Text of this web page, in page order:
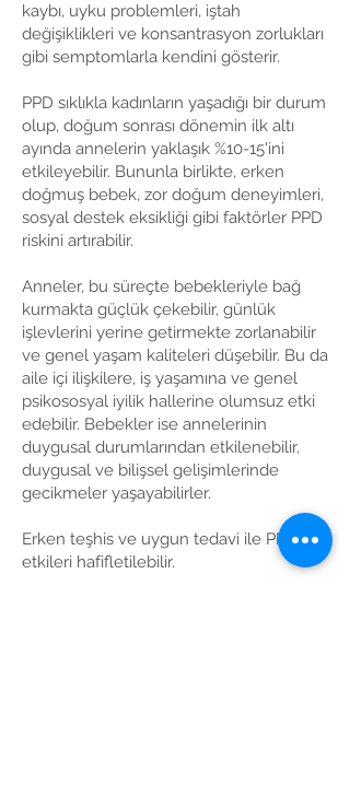
kaybı, uyku problemleri, iştah
değişiklikleri ve konsantrasyon zorlukları
gibi semptomlarla kendini gösterir.
PPD sıklıkla kadınların yaşadığı bir durum
olup, doğum sonrası dönemin ilk altı
ayında annelerin yaklaşık %10-15'ini
etkileyebilir. Bununla birlikte, erken
doğmuş bebek, zor doğum deneyimleri,
sosyal destek eksikliği gibi faktörler PPD
riskini artırabilir.
Anneler, bu süreçte bebekleriyle bağ
kurmakta güçlük çekebilir, günlük
işlevlerini yerine getirmekte zorlanabilir
ve genel yaşam kaliteleri düşebilir. Bu da
aile içi ilişkilere, iş yaşamına ve genel
psikososyal iyilik hallerine olumsuz etki
edebilir. Bebekler ise annelerinin
duygusal durumlarından etkilenebilir,
duygusal ve bilişsel gelişimlerinde
gecikmeler yaşayabilirler.
Erken teşhis ve uygun tedavi ile PPD'nin
etkileri hafifletilebilir.